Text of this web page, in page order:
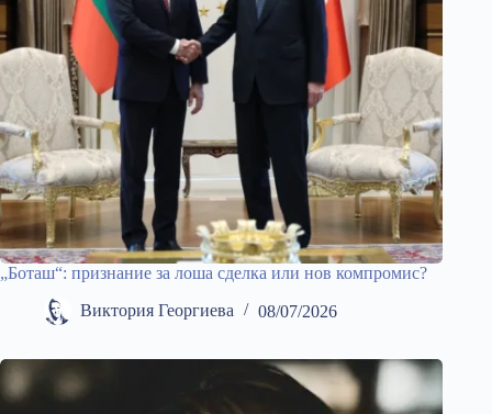
„Боташ“: признание за лоша сделка или нов компромис?
Виктория Георгиева 08/07/2026